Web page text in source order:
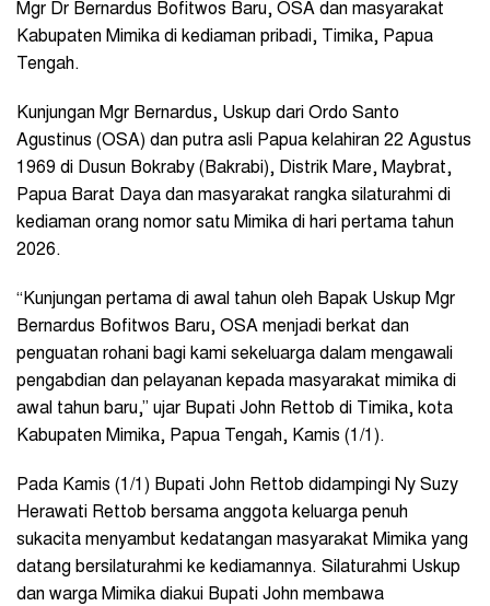
Mgr Dr Bernardus Bofitwos Baru, OSA dan masyarakat
Kabupaten Mimika di kediaman pribadi, Timika, Papua
Tengah.
Kunjungan Mgr Bernardus, Uskup dari Ordo Santo
Agustinus (OSA) dan putra asli Papua kelahiran 22 Agustus
1969 di Dusun Bokraby (Bakrabi), Distrik Mare, Maybrat,
Papua Barat Daya dan masyarakat rangka silaturahmi di
kediaman orang nomor satu Mimika di hari pertama tahun
2026.
“Kunjungan pertama di awal tahun oleh Bapak Uskup Mgr
Bernardus Bofitwos Baru, OSA menjadi berkat dan
penguatan rohani bagi kami sekeluarga dalam mengawali
pengabdian dan pelayanan kepada masyarakat mimika di
awal tahun baru,” ujar Bupati John Rettob di Timika, kota
Kabupaten Mimika, Papua Tengah, Kamis (1/1).
Pada Kamis (1/1) Bupati John Rettob didampingi Ny Suzy
Herawati Rettob bersama anggota keluarga penuh
sukacita menyambut kedatangan masyarakat Mimika yang
datang bersilaturahmi ke kediamannya. Silaturahmi Uskup
dan warga Mimika diakui Bupati John membawa